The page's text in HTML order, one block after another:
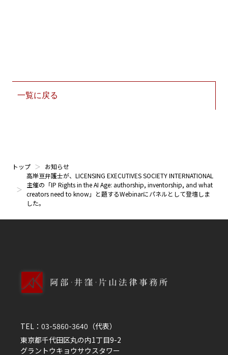
一覧に戻る
トップ
お知らせ
高岸亘弁護士が、LICENSING EXECUTIVES SOCIETY INTERNATIONAL
主催の「IP Rights in the AI Age: authorship, inventorship, and what
creators need to know」と題するWebinarにパネルとして登壇しま
した。
TEL： 03-5860-3640 （代表）
東京都千代田区丸の内1丁目9-2
グラントウキョウサウスタワー